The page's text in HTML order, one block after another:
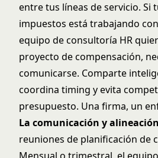
entre tus líneas de servicio. Si
impuestos está trabajando
equipo de consultoría HR
proyecto de compensación,
comunicarse. Comparte
coordina timing y evita
presupuesto. Una firma, un
La comunicación y alineación
reuniones de planificación de